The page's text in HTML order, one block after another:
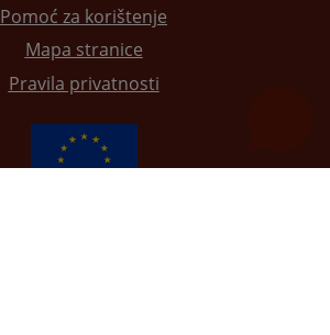
Pomoć za korištenje
Mapa stranice
Pravila privatnosti